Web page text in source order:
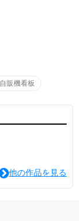
販機看板
他の作品を見る